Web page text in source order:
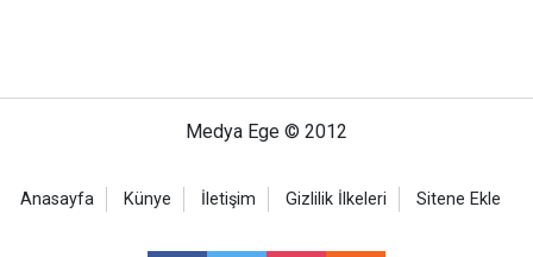
Medya Ege © 2012
Anasayfa Künye İletişim Gizlilik İlkeleri Sitene Ekle